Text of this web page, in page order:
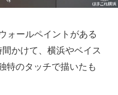
ォールペイントがある
かけて、横浜やベイス
特のタッチで描いたも